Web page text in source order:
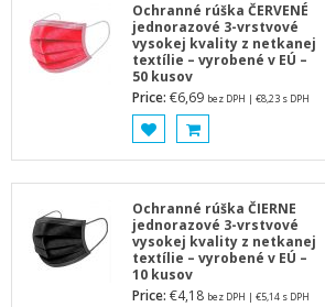
Ochranné rúška ČERVENÉ
jednorazové 3-vrstvové
vysokej kvality z netkanej
textílie – vyrobené v EÚ –
50 kusov
Price:€6,69 bez DPH |€8,23 s DPH
Ochranné rúška ČIERNE
jednorazové 3-vrstvové
vysokej kvality z netkanej
textílie – vyrobené v EÚ –
10 kusov
Price:€4,18 bez DPH |€5,14 s DPH